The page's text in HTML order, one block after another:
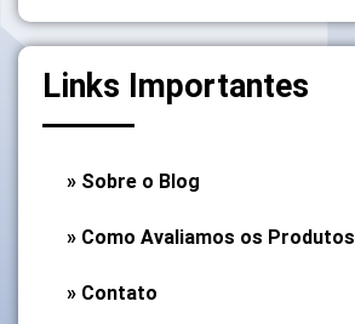
Links Importantes
» Sobre o Blog
» Como Avaliamos os Produtos
» Contato